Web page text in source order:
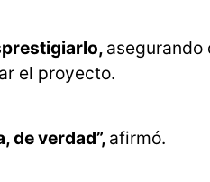
asegurando
el proyecto.
de verdad”, afirmó.